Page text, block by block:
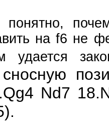
понятно,
на f6 не
удается
Nd7